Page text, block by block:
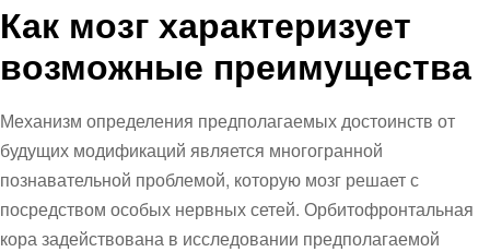
Как мозг характеризует
возможные преимущества
Механизм определения предполагаемых достоинств от
будущих модификаций является многогранной
познавательной проблемой, которую мозг решает с
посредством особых нервных сетей. Орбитофронтальная
кора задействована в исследовании предполагаемой